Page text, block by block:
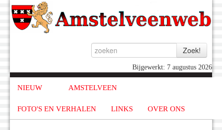
Bijgewerkt: 7 augustus 2026
NIEUW AMSTELVEEN
FOTO'S EN VERHALEN LINKS OVER ONS